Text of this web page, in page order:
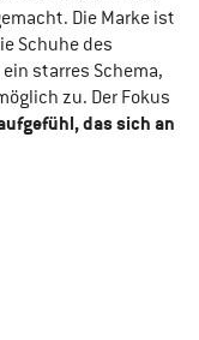
Die Marke ist
Schuhe des
starres Schema,
zu. Der Fokus
das sich an